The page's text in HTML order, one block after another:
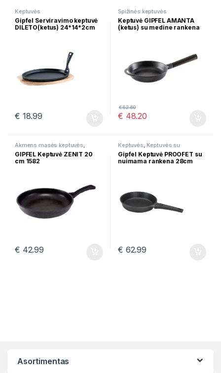
Keptuvės
Gipfel Serviravimo keptuvė
DILETO(ketus) 24*14*2cm
€ 18.99
Špižinės keptuvės
Keptuvė GIPFEL AMANTA
(ketus) su medine rankena
€ 48.20
€62.60
Akmens masės keptuvės,
Keptuvės
GIPFEL Keptuvė ZENIT 20
cm 1582
€ 42.99
Keptuvės, Keptuvės su
marmurine danga
Gipfel Keptuvė PROOFET su
nuimama rankena 28cm
€ 62.99
Asortimentas